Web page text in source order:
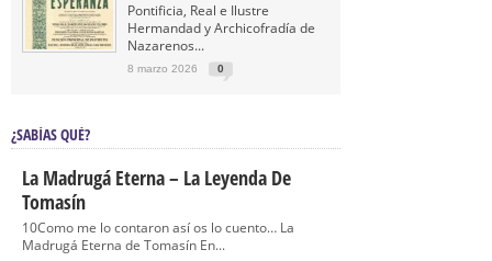
Pontificia, Real e Ilustre
Hermandad y Archicofradía de
Nazarenos...
8 marzo 2026 0
¿SABÍAS QUÉ?
La Madrugá Eterna – La Leyenda De
Tomasín
10Como me lo contaron así os lo cuento… La
Madrugá Eterna de Tomasín En...